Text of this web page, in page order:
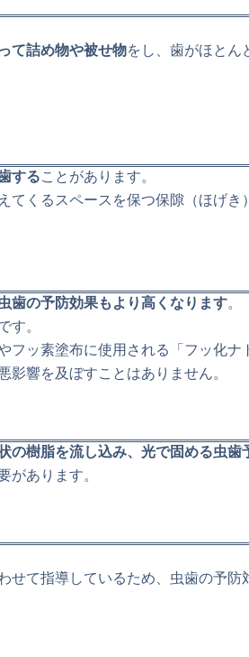
て詰め物や被せ物をし、歯がほとん
することがあります。
くるスペースを保つ保隙（ほげき
歯の予防効果もより高くなります。
す。
フッ素塗布に使用される「フッ化ナ
響を及ぼすことはありません。
の樹脂を流し込み、光で固める虫歯
があります。
せて指導しているため、虫歯の予防